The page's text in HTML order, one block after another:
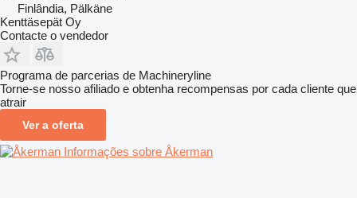
Finlândia, Pälkäne
Kenttäsepät Oy
Contacte o vendedor
Programa de parcerias de Machineryline
Torne-se nosso afiliado e obtenha recompensas por cada cliente que
atrair
Ver a oferta
Informações sobre Åkerman